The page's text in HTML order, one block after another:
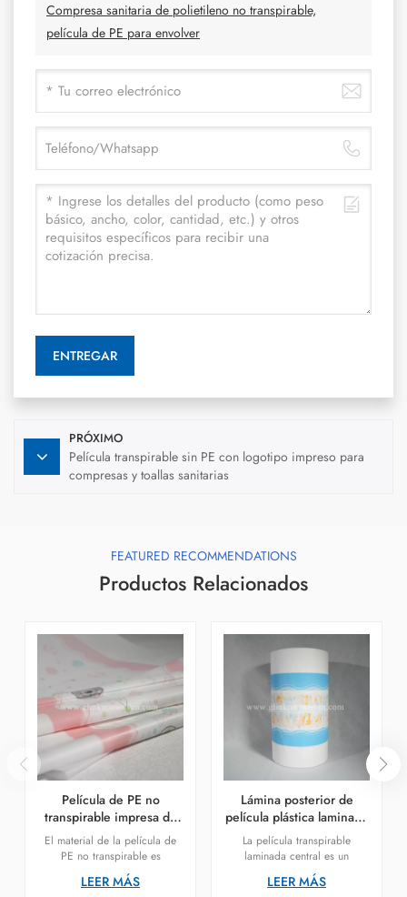
Compresa sanitaria de polietileno no transpirable,
película de PE para envolver
ENTREGAR
PRÓXIMO
Película transpirable sin PE con logotipo impreso para
compresas y toallas sanitarias
FEATURED RECOMMENDATIONS
Productos Relacionados
Película de PE no
transpirable impresa de
diseño personalizado
para pañales de bebé
El material de la película de
PE no transpirable es
polietileno (PE). El polietileno
es una resina sintética que se
LEER MÁS
Lámina posterior de
película plástica laminada
central para proveedor
de pañales con cintura
grande
La película transpirable
laminada central es un
componente que se utiliza a
menudo en la construcción de
LEER MÁS